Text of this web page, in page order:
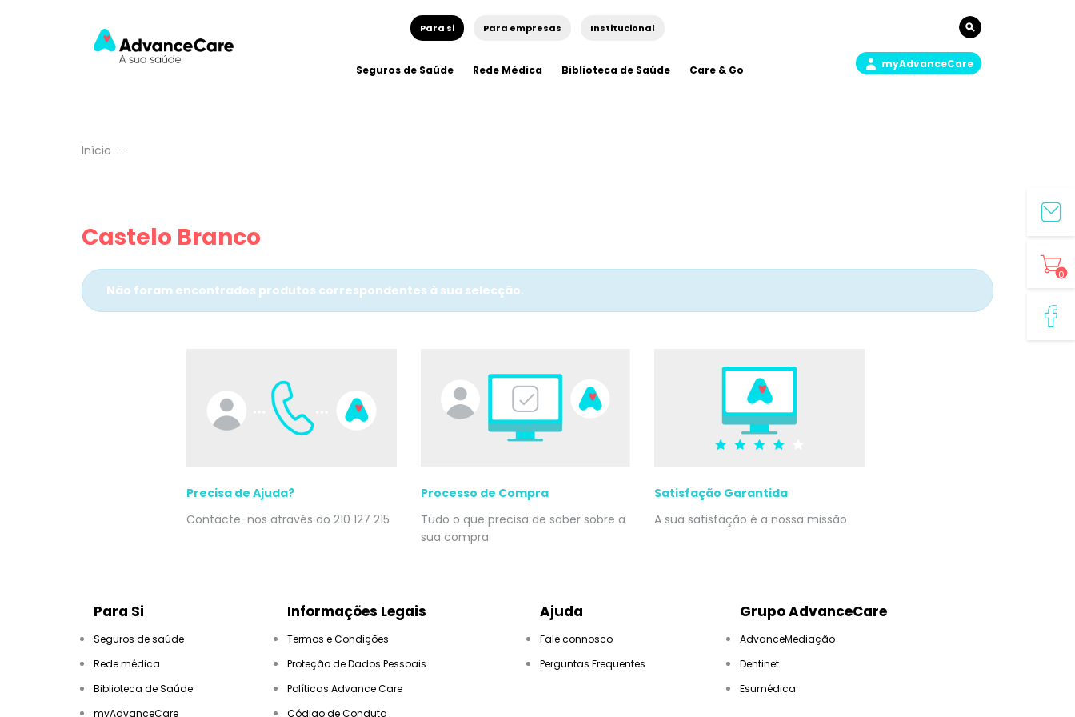
Para si Para empresas Institucional
Seguros de Saúde Rede Médica Biblioteca de Saúde Care & Go myAdvanceCare
Início
Castelo Branco
Não foram encontrados produtos correspondentes à sua selecção.
Precisa de Ajuda?
Contacte-nos através do 210 127 215
Processo de Compra
Tudo o que precisa de saber sobre a
sua compra
Satisfação Garantida
A sua satisfação é a nossa missão
Para Si
Seguros de saúde
Rede médica
Biblioteca de Saúde
myAdvanceCare
Informações Legais
Termos e Condições
Proteção de Dados Pessoais
Políticas Advance Care
Código de Conduta
Ajuda
Fale connosco
Perguntas Frequentes
Grupo AdvanceCare
AdvanceMediação
Dentinet
Esumédica
0